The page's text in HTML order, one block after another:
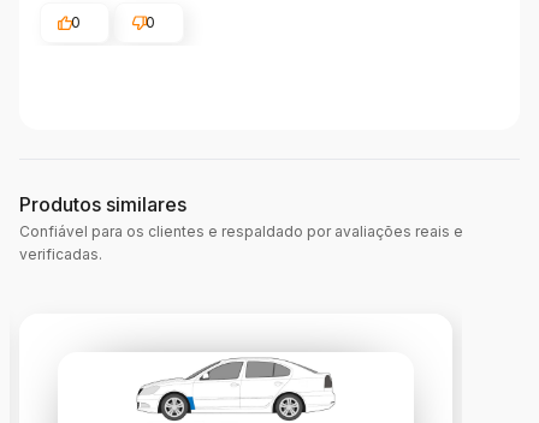
0
0
Produtos similares
Confiável para os clientes e respaldado por avaliações reais e
verificadas.